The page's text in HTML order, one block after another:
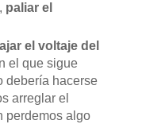
paliar el
el voltaje del
el que sigue
debería hacerse
arreglar el
perdemos algo